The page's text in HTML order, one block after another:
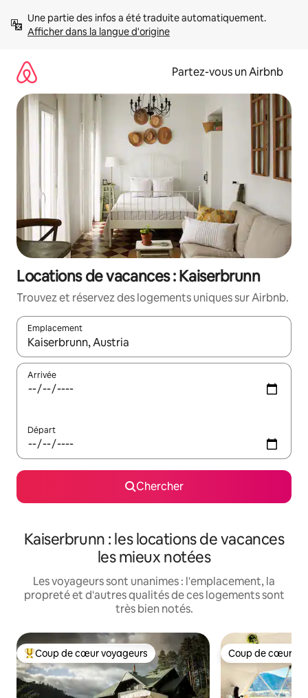
directement
Afficher dans la langue d'origine
Partez-vous un Airbnb
Locations de vacances : Kaiserbrunn
Trouvez et réservez des logements uniques sur Airbnb.
Emplacement
Quand les résultats sont affichés, parcourez-les en utilisant
Arrivée
Départ
Chercher
Kaiserbrunn : les locations de vacances
les mieux notées
Les voyageurs sont unanimes : l'emplacement, la
propreté et d'autres qualités de ces logements sont
très bien notés.
Coup de cœur voyageurs parmi les plus aimés
Coup de cœur voyageurs Coup de cœur
Coup de cœur